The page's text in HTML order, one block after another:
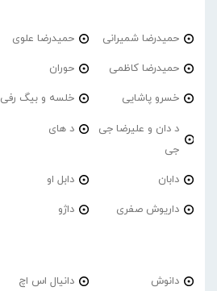
حمیدرضا شمیرانی حمیدرضا علوی
حمیدرضا کاظمی حوران
خسرو پاشایی خلسه و بیگ رفی
د دان و علیرضا جی
جی
د های
دابان دابل او
داریوش صفری داژو
دانوش دانیال اس اچ